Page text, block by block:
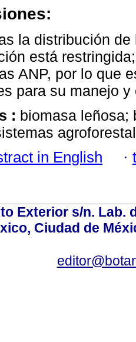
la distribución
está
ANP, por lo que
para su manejo
: biomasa leñosa;
in English ·
Exterior s/n. Lab.
Ciudad de